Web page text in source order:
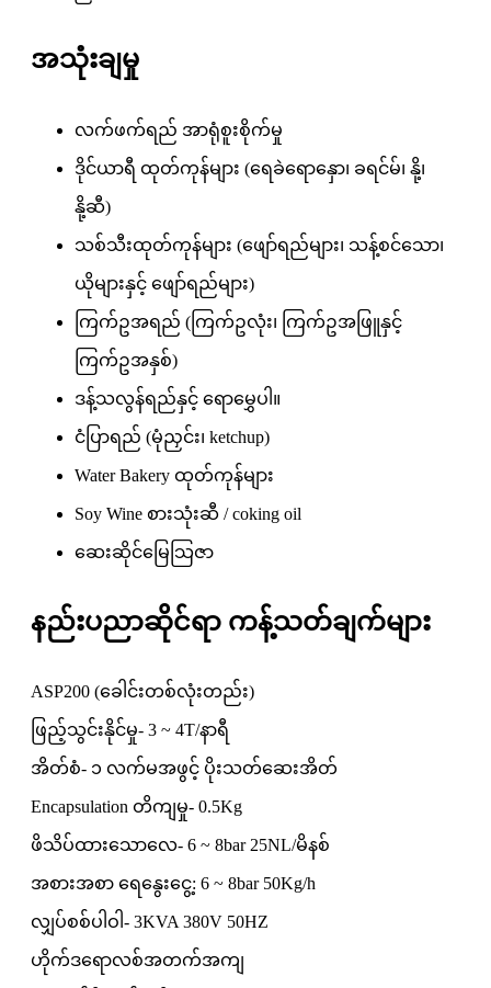
အသုံးချမှု
လက်ဖက်ရည် အာရုံစူးစိုက်မှု
ဒိုင်ယာရီ ထုတ်ကုန်များ (ရေခဲရောနှော၊ ခရင်မ်၊ နို့၊
နို့ဆီ)
သစ်သီးထုတ်ကုန်များ (ဖျော်ရည်များ၊ သန့်စင်သော၊
ယိုများနှင့် ဖျော်ရည်များ)
ကြက်ဥအရည် (ကြက်ဥလုံး၊ ကြက်ဥအဖြူနှင့်
ကြက်ဥအနှစ်)
ဒန့်သလွန်ရည်နှင့် ရောမွှေပါ။
ငံပြာရည် (မုံညှင်း၊ ketchup)
Water Bakery ထုတ်ကုန်များ
Soy Wine စားသုံးဆီ / coking oil
ဆေးဆိုင်မြေသြဇာ
နည်းပညာဆိုင်ရာ ကန့်သတ်ချက်များ
ASP200 (ခေါင်းတစ်လုံးတည်း)
ဖြည့်သွင်းနိုင်မှု- 3 ~ 4T/နာရီ
အိတ်စံ- ၁ လက်မအဖွင့် ပိုးသတ်ဆေးအိတ်
Encapsulation တိကျမှု- 0.5Kg
ဖိသိပ်ထားသောလေ- 6 ~ 8bar 25NL/မိနစ်
အစားအစာ ရေနွေးငွေ့: 6 ~ 8bar 50Kg/h
လျှပ်စစ်ပါဝါ- 3KVA 380V 50HZ
ဟိုက်ဒရောလစ်အတက်အကျ